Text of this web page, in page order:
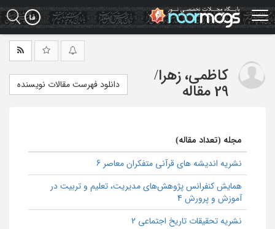
Skip
to
main
کاظمی، زهرا/
29 مقاله
دانلود فهرست مقالات نویسنده
مجله (تعداد مقاله)
نشریه اندیشه های قرآنی متفکران معاصر 6
همایش كنفرانس پژوهش‌هاي مديريت، تعلیم و تربیت در
آموزش و پرورش 4
نشریه تحقیقات تاریخ اجتماعی 2